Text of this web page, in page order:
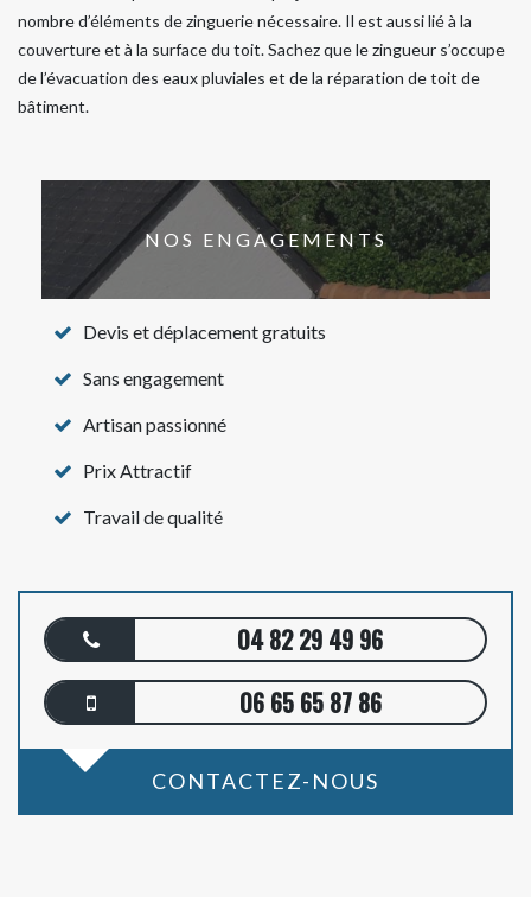
nombre d’éléments de zinguerie nécessaire. Il est aussi lié à la
couverture et à la surface du toit. Sachez que le zingueur s’occupe
de l’évacuation des eaux pluviales et de la réparation de toit de
bâtiment.
NOS ENGAGEMENTS
Devis et déplacement gratuits
Sans engagement
Artisan passionné
Prix Attractif
Travail de qualité
04 82 29 49 96
06 65 65 87 86
CONTACTEZ-NOUS